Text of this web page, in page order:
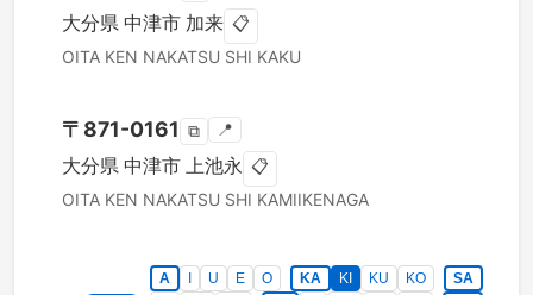
大分県 中津市 加来 📋
OITA KEN NAKATSU SHI KAKU
〒 871-0161 ⧉ 📍
大分県 中津市 上池永 📋
OITA KEN NAKATSU SHI KAMIIKENAGA
A U E O KA KI KU KO
SA